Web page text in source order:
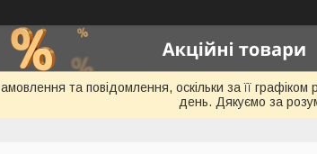
та повідомлення, оскільки за її
день. Дякуємо за